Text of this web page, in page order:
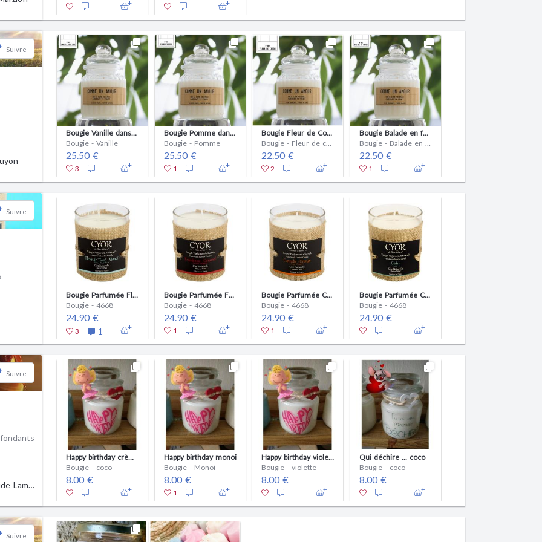
Suivre
Bougie Vanille dans une bonbonnière comme les Yankee Candle, mais 100% naturelle
Bougie - Vanille
25.50 €
3
Bougie Pomme dans une bonbonnière comme les Yankee Candle
Bougie - Pomme
25.50 €
1
Bougie Fleur de Coton dans bonbonnière comme les Yankee Candle, mais 100% naturelle
Bougie - Fleur de coton
22.50 €
2
Bougie Balade en forêt dans bonbonnière comme les Yankee Candle, mais 100% naturelle
Bougie - Balade en forêt
22.50 €
1
Suivre
Bougie Parfumée Fleur de Tiaré-Monoï - 100% naturelle
Bougie - 4668
24.90 €
3 1
Bougie Parfumée Framboise Caramel - 100% naturelle
Bougie - 4668
24.90 €
1
Bougie Parfumée Cannelle Orange - 100% naturelle
Bougie - 4668
24.90 €
1
Bougie Parfumée Cèdre - 100% naturelle
Bougie - 4668
24.90 €
Suivre
Marie-Claude Lamour
Happy birthday crème de coco
Bougie - coco
8.00 €
Happy birthday monoi
Bougie - Monoi
8.00 €
1
Happy birthday violette
Bougie - violette
8.00 €
Qui déchire ... coco
Bougie - coco
8.00 €
Suivre